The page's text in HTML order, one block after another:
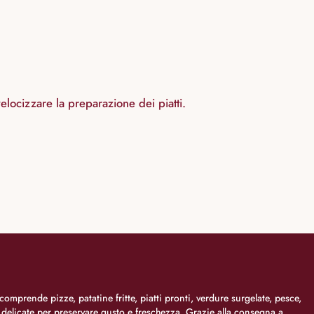
la preparazione dei piatti.
pizze, patatine fritte, piatti pronti, verdure surgelate, pesce,